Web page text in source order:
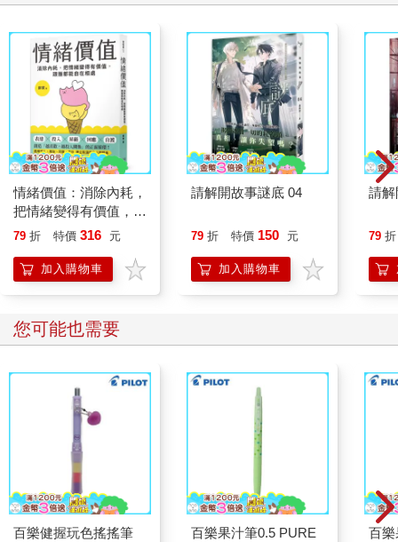
情緒價值：消除內耗，
把情緒變得有價值，跟
誰都能自在相處
79 折 特價 316 元
加入購物車
請解開故事謎底 04
79 折 特價 150 元
加入購物車
請解
79 折
您可能也需要
百樂健握玩色搖搖筆
百樂果汁筆0.5 PURE
百